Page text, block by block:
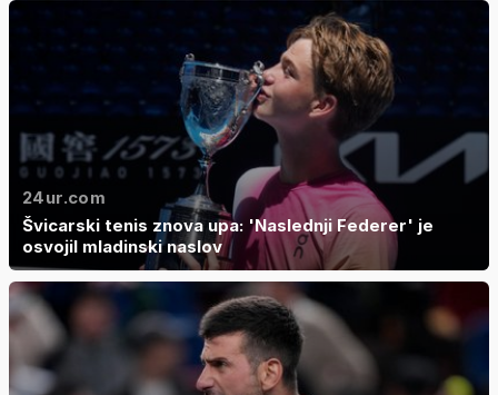
24ur.com
Švicarski tenis znova upa: 'Naslednji Federer' je
osvojil mladinski naslov